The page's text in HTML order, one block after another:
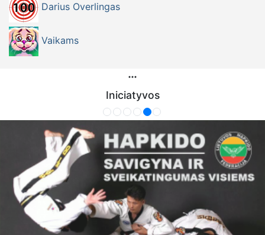
Darius Overlingas
Vaikams
Iniciatyvos